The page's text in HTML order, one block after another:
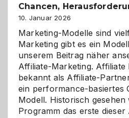
Chancen,
10. Januar 2026
Marketing-Modelle sind
Marketing gibt es ein
unserem Beitrag näher
Affiliate-Marketing.
bekannt als Affiliate-
ein performance-basiertes
Modell. Historisch
Programm das erste